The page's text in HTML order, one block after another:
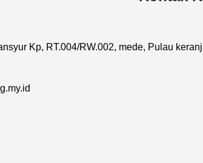
Kp, RT.004/RW.002, mede, Pulau